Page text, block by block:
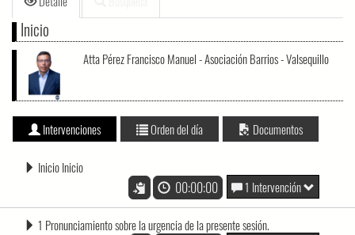
Inicio
Atta Pérez Francisco Manuel - Asociación Barrios - Valsequillo
Intervenciones Orden del día Documentos
Inicio Inicio
00:00:00 1 Intervención
1 Pronunciamiento sobre la urgencia de la presente sesión.